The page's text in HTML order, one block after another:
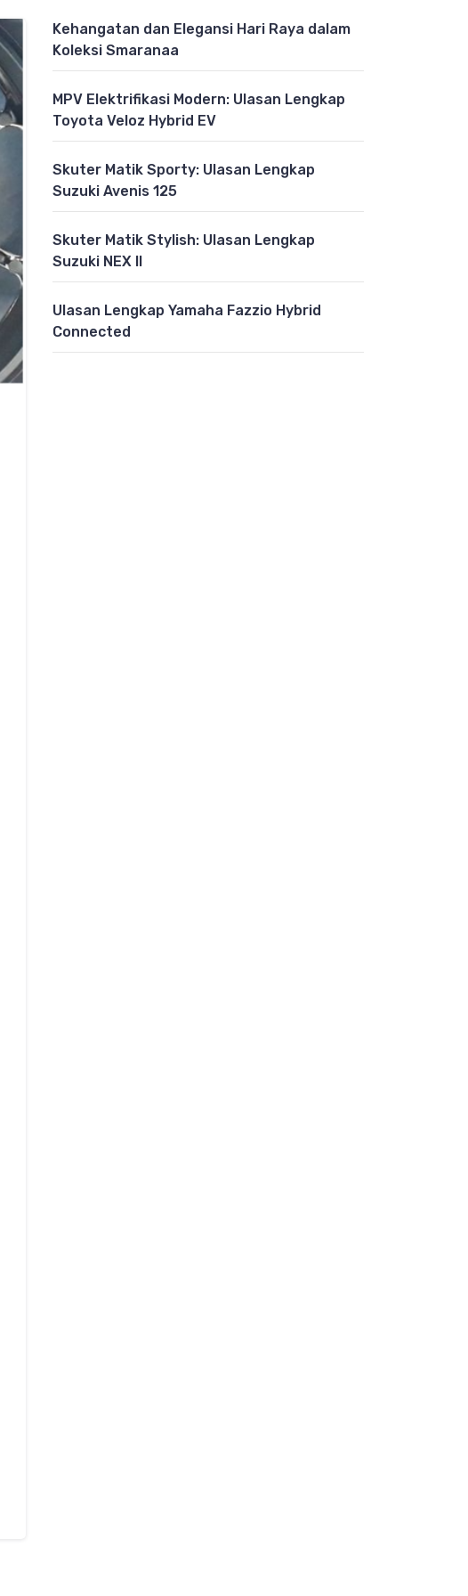
Kehangatan dan Elegansi Hari Raya dalam
Koleksi Smaranaa
MPV Elektrifikasi Modern: Ulasan Lengkap
Toyota Veloz Hybrid EV
Skuter Matik Sporty: Ulasan Lengkap
Suzuki Avenis 125
Skuter Matik Stylish: Ulasan Lengkap
Suzuki NEX II
Ulasan Lengkap Yamaha Fazzio Hybrid
Connected